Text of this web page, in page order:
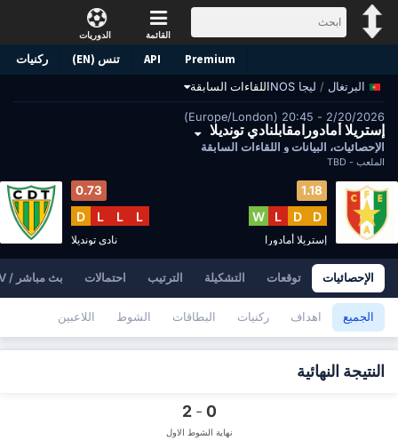
الدوريات القائمة
ركنيات تنس (EN) API Premium
البرتغال / ليجا NOS اللقاءات السابقة
2/20/2026 - 20:45 (Europe/London)
إستريلا أمادورامقابلنادي تونديلا
الإحصائيات، البيانات و اللقاءات السابقة
الملعب - TBD
1.18
D
D
L
W
إستريلا أمادورا
0.73
L
L
L
D
نادي تونديلا
الإحصائيات توقعات التشكيلة الترتيب احتمالات بث مباشر / TV
الجميع اهداف ركنيات البطاقات الشوط اللاعبين
النتيجة النهائية
0
-
2
نهاية الشوط الاول